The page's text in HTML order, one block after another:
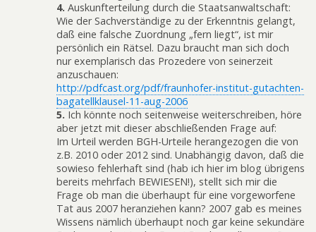
4. Auskunfterteilung durch die Staatsanwaltschaft:
Wie der Sachverständige zu der Erkenntnis gelangt,
daß eine falsche Zuordnung „fern liegt“, ist mir
persönlich ein Rätsel. Dazu braucht man sich doch
nur exemplarisch das Prozedere von seinerzeit
anzuschauen:
http://pdfcast.org/pdf/fraunhofer-institut-gutachten-
bagatellklausel-11-aug-2006
5. Ich könnte noch seitenweise weiterschreiben, höre
aber jetzt mit dieser abschließenden Frage auf:
Im Urteil werden BGH-Urteile herangezogen die von
z.B. 2010 oder 2012 sind. Unabhängig davon, daß die
sowieso fehlerhaft sind (hab ich hier im blog übrigens
bereits mehrfach BEWIESEN!), stellt sich mir die
Frage ob man die überhaupt für eine vorgeworfene
Tat aus 2007 heranziehen kann? 2007 gab es meines
Wissens nämlich überhaupt noch gar keine sekundäre